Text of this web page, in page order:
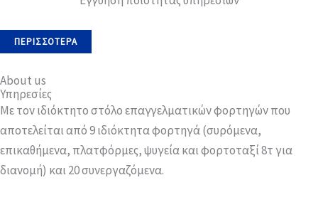
ΠΕΡΙΣΣΌΤΕΡΑ
About us
Υπηρεσίες
Με τον ιδιόκτητο στόλο επαγγελματικών φορτηγών που
αποτελείται από 9 ιδιόκτητα φορτηγά (συρόμενα,
επικαθήμενα, πλατφόρμες, ψυγεία και φορτοταξί 8τ για
διανομή) και 20 συνεργαζόμενα.